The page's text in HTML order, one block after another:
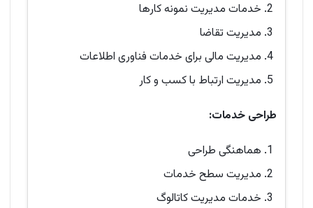
خدمات مدیریت نمونه کارها
مدیریت تقاضا
مدیریت مالی برای خدمات فناوری اطلاعات
مدیریت ارتباط با کسب و کار
طراحی خدمات:
هماهنگی طراحی
مدیریت سطح خدمات
خدمات مدیریت کاتالوگ